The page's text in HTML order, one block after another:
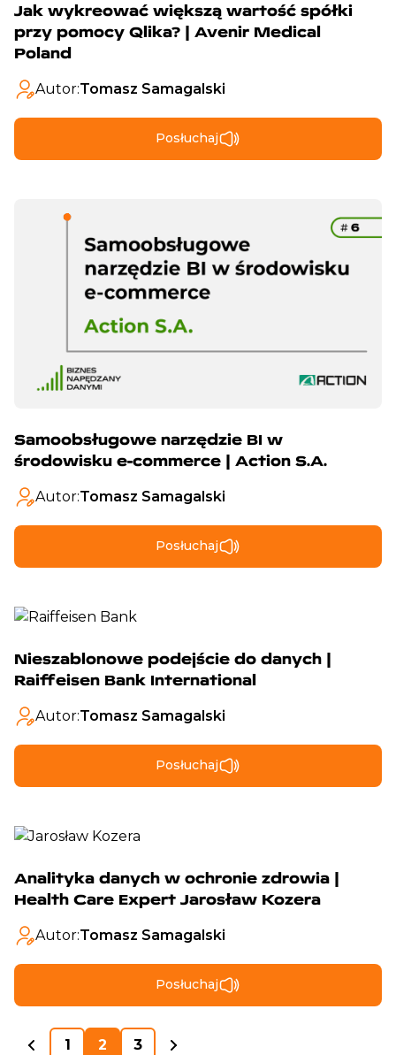
Jak wykreować większą wartość spółki
przy pomocy Qlika? | Avenir Medical
Poland
Autor:Tomasz Samagalski
Posłuchaj
Samoobsługowe narzędzie BI w
środowisku e-commerce | Action S.A.
Autor:Tomasz Samagalski
Posłuchaj
Nieszablonowe podejście do danych |
Raiffeisen Bank International
Autor:Tomasz Samagalski
Posłuchaj
Analityka danych w ochronie zdrowia |
Health Care Expert Jarosław Kozera
Autor:Tomasz Samagalski
Posłuchaj
1 2 3